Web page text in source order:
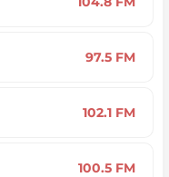
97.5 FM
102.1 FM
100.5 FM